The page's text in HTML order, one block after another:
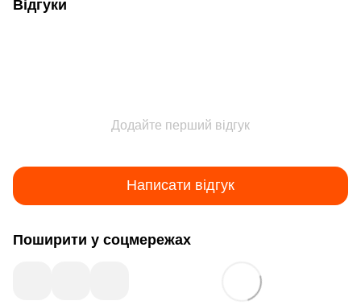
Відгуки
Додайте перший відгук
Написати відгук
Поширити у соцмережах